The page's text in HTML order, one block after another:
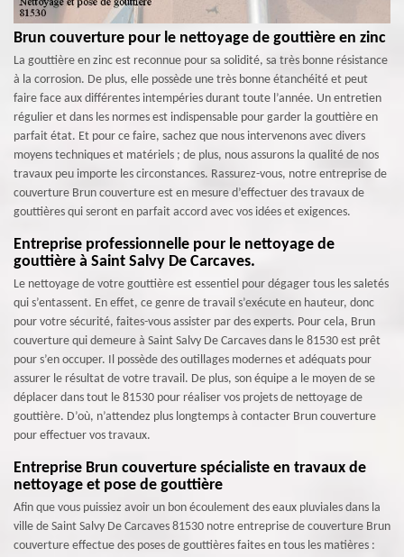
Brun couverture pour le nettoyage de gouttière en zinc
La gouttière en zinc est reconnue pour sa solidité, sa très bonne résistance
à la corrosion. De plus, elle possède une très bonne étanchéité et peut
faire face aux différentes intempéries durant toute l’année. Un entretien
régulier et dans les normes est indispensable pour garder la gouttière en
parfait état. Et pour ce faire, sachez que nous intervenons avec divers
moyens techniques et matériels ; de plus, nous assurons la qualité de nos
travaux peu importe les circonstances. Rassurez-vous, notre entreprise de
couverture Brun couverture est en mesure d’effectuer des travaux de
gouttières qui seront en parfait accord avec vos idées et exigences.
Entreprise professionnelle pour le nettoyage de
gouttière à Saint Salvy De Carcaves.
Le nettoyage de votre gouttière est essentiel pour dégager tous les saletés
qui s’entassent. En effet, ce genre de travail s’exécute en hauteur, donc
pour votre sécurité, faites-vous assister par des experts. Pour cela, Brun
couverture qui demeure à Saint Salvy De Carcaves dans le 81530 est prêt
pour s’en occuper. Il possède des outillages modernes et adéquats pour
assurer le résultat de votre travail. De plus, son équipe a le moyen de se
déplacer dans tout le 81530 pour réaliser vos projets de nettoyage de
gouttière. D’où, n’attendez plus longtemps à contacter Brun couverture
pour effectuer vos travaux.
Entreprise Brun couverture spécialiste en travaux de
nettoyage et pose de gouttière
Afin que vous puissiez avoir un bon écoulement des eaux pluviales dans la
ville de Saint Salvy De Carcaves 81530 notre entreprise de couverture Brun
couverture effectue des poses de gouttières faites en tous les matières :